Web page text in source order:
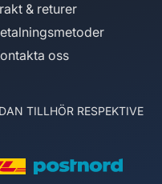
& returer
oss
TILLHÖR RESPEKTIVE